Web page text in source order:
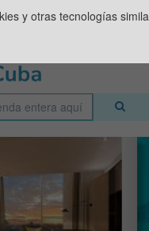
y otras tecnologías